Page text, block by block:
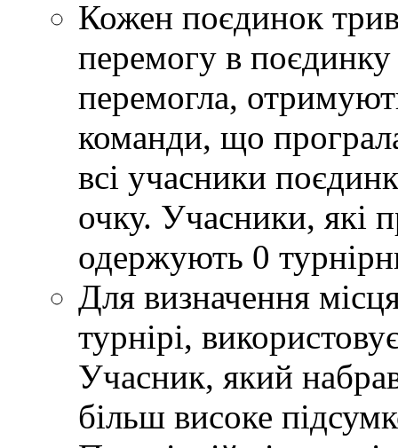
Кожен поєдинок
перемогу в
перемогла,
команди, що
всі учасники
очку. Учасники, які
одержують 0
Для визначення
турнірі,
Учасник, який
більш високе